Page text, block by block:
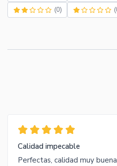
(0)
Calidad impecable
Perfectas, calidad muy